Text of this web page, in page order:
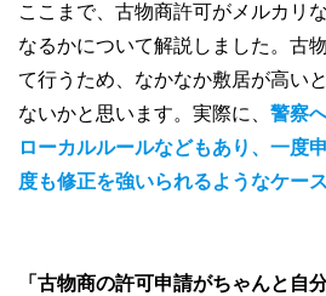
ここまで、古物商許可がメルカリ
なるかについて解説しました。古
て行うため、なかなか敷居が高い
ないかと思います。実際に、 警察
ローカルルールなどもあり、一度
度も修正を強いられるようなケー
「古物商の許可申請がちゃんと自